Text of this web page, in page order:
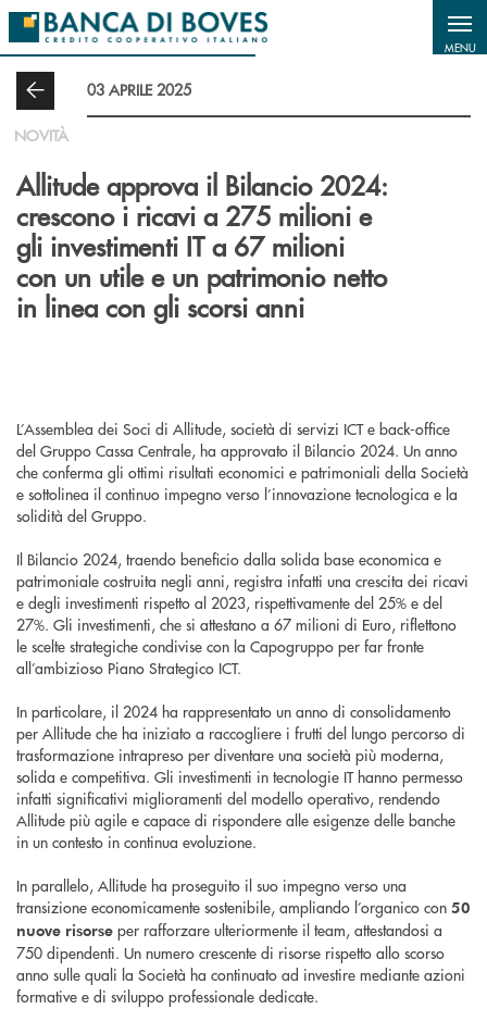
Salta al contenuto principale
MENU
03 APRILE 2025
NOVITÀ
Allitude approva il Bilancio 2024:
crescono i ricavi a 275 milioni e
gli investimenti IT a 67 milioni
con un utile e un patrimonio netto
in linea con gli scorsi anni
L’Assemblea dei Soci di Allitude, società di servizi ICT e back-office
del Gruppo Cassa Centrale, ha approvato il Bilancio 2024. Un anno
che conferma gli ottimi risultati economici e patrimoniali della Società
e sottolinea il continuo impegno verso l’innovazione tecnologica e la
solidità del Gruppo.
Il Bilancio 2024, traendo beneficio dalla solida base economica e
patrimoniale costruita negli anni, registra infatti una crescita dei ricavi
e degli investimenti rispetto al 2023, rispettivamente del 25% e del
27%. Gli investimenti, che si attestano a 67 milioni di Euro, riflettono
le scelte strategiche condivise con la Capogruppo per far fronte
all’ambizioso Piano Strategico ICT.
In particolare, il 2024 ha rappresentato un anno di consolidamento
per Allitude che ha iniziato a raccogliere i frutti del lungo percorso di
trasformazione intrapreso per diventare una società più moderna,
solida e competitiva. Gli investimenti in tecnologie IT hanno permesso
infatti significativi miglioramenti del modello operativo, rendendo
Allitude più agile e capace di rispondere alle esigenze delle banche
in un contesto in continua evoluzione.
In parallelo, Allitude ha proseguito il suo impegno verso una
transizione economicamente sostenibile, ampliando l’organico con 50
nuove risorse per rafforzare ulteriormente il team, attestandosi a
750 dipendenti. Un numero crescente di risorse rispetto allo scorso
anno sulle quali la Società ha continuato ad investire mediante azioni
formative e di sviluppo professionale dedicate.